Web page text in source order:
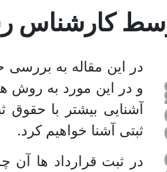
کارشناس
در این مقاله به
و در این مورد به روش
آشنایی بیشتر با
ثبتی آشنا خواهیم کرد.
در ثبت قرارداد ها